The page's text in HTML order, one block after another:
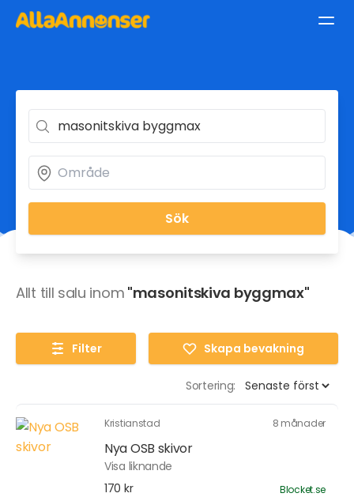
Sök
Allt till salu inom "masonitskiva byggmax"
Filter Skapa bevakning
Sortering:
Kristianstad 8 månader
Nya OSB skivor
Visa liknande
170 kr
Blocket.se